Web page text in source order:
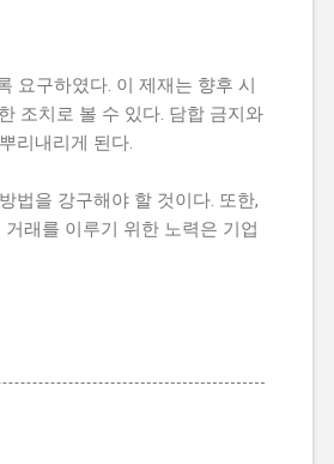
요구하였다. 이 제재는 향후 시
조치로 볼 수 있다. 담합 금지와
리내리게 된다.
법을 강구해야 할 것이다. 또한,
래를 이루기 위한 노력은 기업